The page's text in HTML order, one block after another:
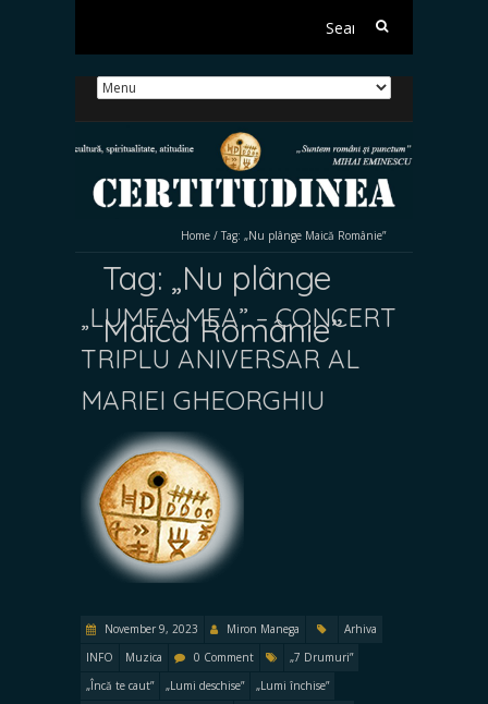
Search
Home / Tag: „Nu plânge Maică Românie”
Tag: „Nu plânge
Maică Românie”
„LUMEA MEA” – CONCERT
TRIPLU ANIVERSAR AL
MARIEI GHEORGHIU
November 9, 2023 Miron Manega
Arhiva
INFO
Muzica 0 Comment
„7 Drumuri”
„Încă te caut”
„Lumi deschise”
„Lumi închise”